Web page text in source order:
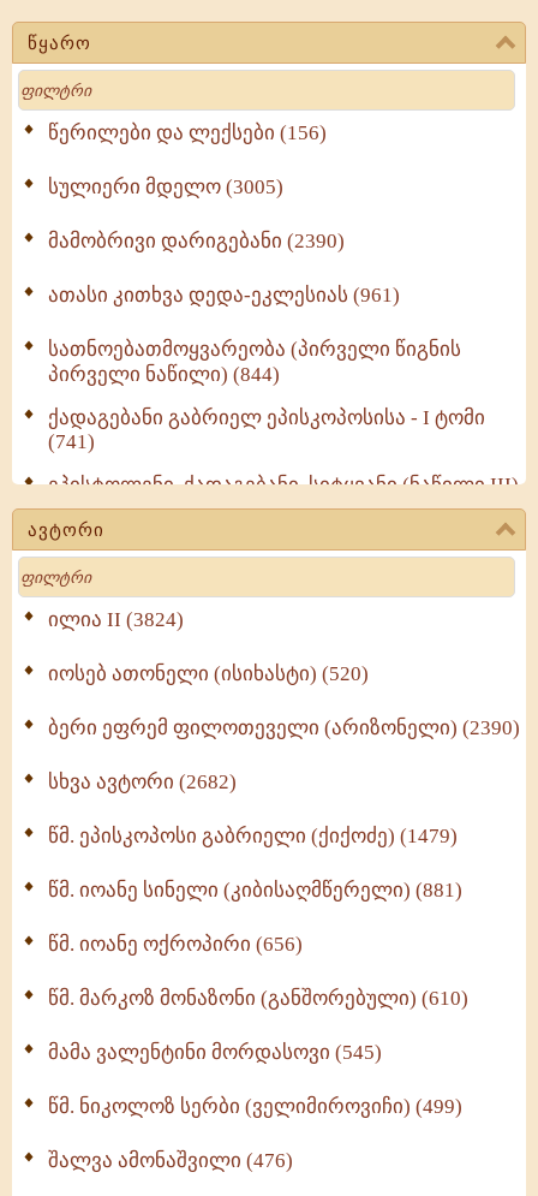
წყარო
Search
წერილები და ლექსები (156)
სულიერი მდელო (3005)
მამობრივი დარიგებანი (2390)
ათასი კითხვა დედა-ეკლესიას (961)
სათნოებათმოყვარეობა (პირველი წიგნის
პირველი ნაწილი) (844)
ქადაგებანი გაბრიელ ეპისკოპოსისა - I ტომი
(741)
ეპისტოლენი, ქადაგებანი, სიტყვანი (ნაწილი III)
(723)
მოძღვრის ძალზე სასარგებლო რჩევები
მრევლისათვის (545)
Wisdomge (514)
ქადაგებანი გაბრიელ ეპისკოპოსისა - II ტომი
სულიერი ცხოვრების სახელმძღვანელო -
ნაწილი II (369)
ავტორი
Search
ილია II (3824)
იოსებ ათონელი (ისიხასტი) (520)
ბერი ეფრემ ფილოთეველი (არიზონელი) (2390)
სხვა ავტორი (2682)
წმ. ეპისკოპოსი გაბრიელი (ქიქოძე) (1479)
წმ. იოანე სინელი (კიბისაღმწერელი) (881)
წმ. იოანე ოქროპირი (656)
წმ. მარკოზ მონაზონი (განშორებული) (610)
მამა ვალენტინი მორდასოვი (545)
წმ. ნიკოლოზ სერბი (ველიმიროვიჩი) (499)
შალვა ამონაშვილი (476)